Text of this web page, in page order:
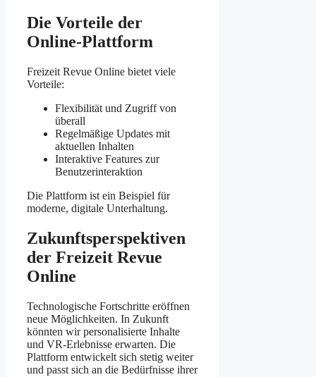
Die Vorteile der
Online-Plattform
Freizeit Revue Online bietet viele
Vorteile:
Flexibilität und Zugriff von
überall
Regelmäßige Updates mit
aktuellen Inhalten
Interaktive Features zur
Benutzerinteraktion
Die Plattform ist ein Beispiel für
moderne, digitale Unterhaltung.
Zukunftsperspektiven
der Freizeit Revue
Online
Technologische Fortschritte eröffnen
neue Möglichkeiten. In Zukunft
könnten wir personalisierte Inhalte
und VR-Erlebnisse erwarten. Die
Plattform entwickelt sich stetig weiter
und passt sich an die Bedürfnisse ihrer